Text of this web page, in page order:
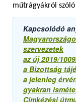
műtrágyákról
Kapcsolódó
szervezetek
az új 2019/
a Bizottság
a jelenleg
gyakran
Címkézési